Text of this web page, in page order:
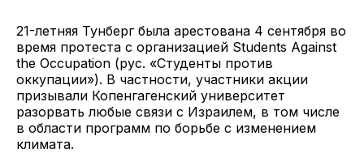
21-летняя Тунберг была арестована 4 сентября во
время протеста с организацией Students Against
the Occupation (рус. «Студенты против
оккупации»). В частности, участники акции
призывали Копенгагенский университет
разорвать любые связи с Израилем, в том числе
в области программ по борьбе с изменением
климата.